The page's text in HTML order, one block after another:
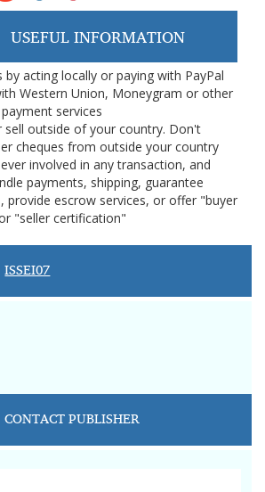
USEFUL INFORMATION
by acting locally or paying with PayPal
Western Union, Moneygram or other
services
sell outside of your country. Don't
cheques from outside your country
involved in any transaction, and
payments, shipping, guarantee
provide escrow services, or offer "buyer
"seller certification"
ISSEI07
CONTACT PUBLISHER